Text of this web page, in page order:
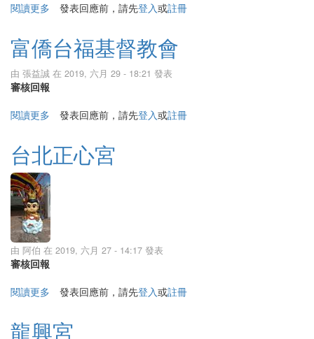
閱讀更多 關於枋寮威遠壇
發表回應前，請先登入或註冊
富僑台福基督教會
由 張益誠 在 2019, 六月 29 - 18:21 發表
審核回報
閱讀更多 關於富僑台福基督教會
發表回應前，請先登入或註冊
台北正心宮
由 阿伯 在 2019, 六月 27 - 14:17 發表
審核回報
閱讀更多 關於台北正心宮
發表回應前，請先登入或註冊
龍興宮